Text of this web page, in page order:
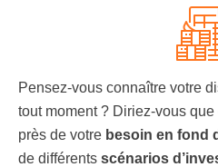
Pensez-vous connaître votre
tout moment ? Diriez-vous
près de votre besoin en fond
de différents scénarios